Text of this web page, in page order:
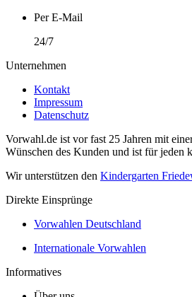
Per E-Mail
24/7
Unternehmen
Kontakt
Impressum
Datenschutz
Vorwahl.de ist vor fast 25 Jahren mit
Wünschen des Kunden und ist für jeden
Wir unterstützen den Kindergarten
Direkte Einsprünge
Vorwahlen Deutschland
Internationale Vorwahlen
Informatives